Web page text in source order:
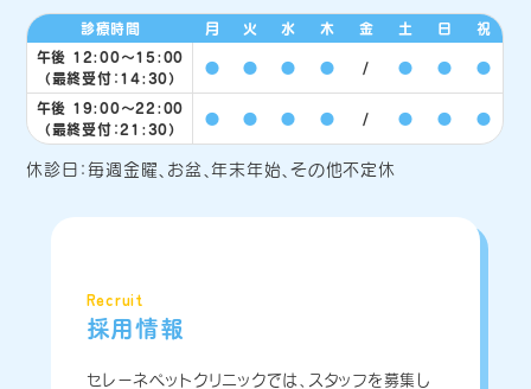
診療時間 月 火 水 木 金 土 日
祝
午後 12:00〜15:00
（最終受付：14:30）
● ● ● ● / ● ● ●
午後 19:00〜22:00
（最終受付：21:30）
● ● ● ● / ● ● ●
休診日：毎週金曜、お盆、年末年始、その他不定休
Recruit
採用情報
セレーネペットクリニックでは、スタッフを募集し